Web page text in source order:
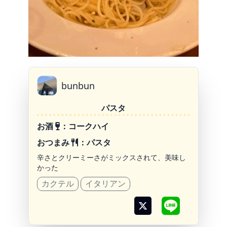
bunbun
パスタ
お酒
：コークハイ
おつまみ
：パスタ
辛さとクリーミーさがミックスされて、美味し
かった
カクテル イタリアン